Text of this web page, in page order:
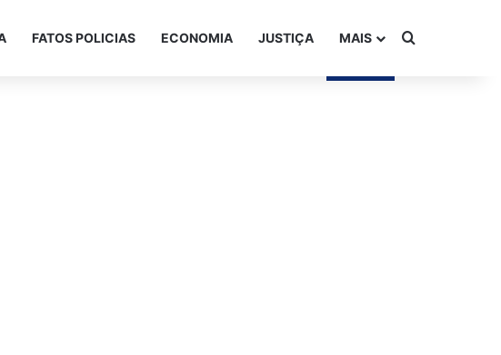
FATOS POLICIAS ECONOMIA JUSTIÇA MAIS Procurar por